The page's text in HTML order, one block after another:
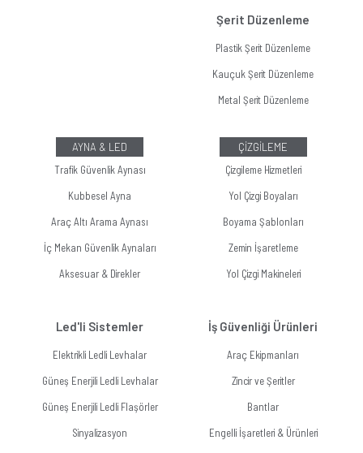
Şerit Düzenleme
Plastik Şerit Düzenleme
Kauçuk Şerit Düzenleme
Metal Şerit Düzenleme
AYNA & LED
Trafik Güvenlik Aynası
Kubbesel Ayna
Araç Altı Arama Aynası
İç Mekan Güvenlik Aynaları
Aksesuar & Direkler
Led'li Sistemler
Elektrikli Ledli Levhalar
Güneş Enerjili Ledli Levhalar
Güneş Enerjili Ledli Flaşörler
Sinyalizasyon
ÇİZGİLEME
Çizgileme Hizmetleri
Yol Çizgi Boyaları
Boyama Şablonları
Zemin İşaretleme
Yol Çizgi Makineleri
İş Güvenliği Ürünleri
Araç Ekipmanları
Zincir ve Şeritler
Bantlar
Engelli İşaretleri & Ürünleri